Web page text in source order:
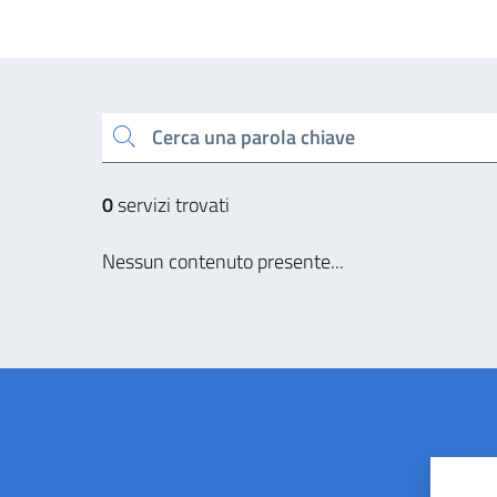
Cerca una parola chiave
0servizi trovati
Nessun contenuto presente...